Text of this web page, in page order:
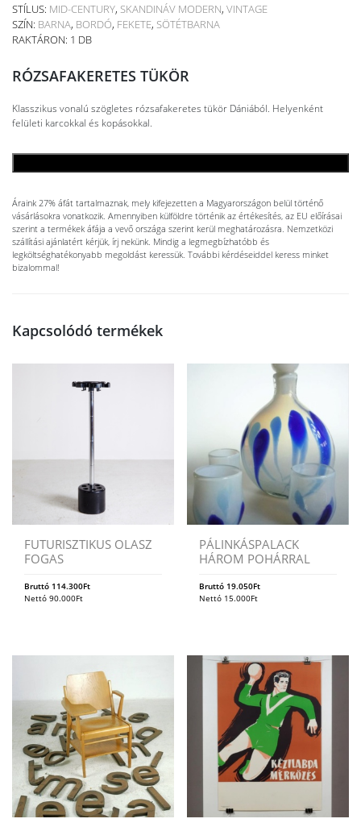
STÍLUS: MID-CENTURY, SKANDINÁV MODERN, VINTAGE
SZÍN: BARNA, BORDÓ, FEKETE, SÖTÉTBARNA
RAKTÁRON: 1 DB
RÓZSAFAKERETES TÜKÖR
Klasszikus vonalú szögletes rózsafakeretes tükör Dániából. Helyenként
felületi karcokkal és kopásokkal.
Áraink 27% áfát tartalmaznak, mely kifejezetten a Magyarországon belül történő
vásárlásokra vonatkozik. Amennyiben külföldre történik az értékesítés, az EU előírásai
szerint a termékek áfája a vevő országa szerint kerül meghatározásra. Nemzetközi
szállítási ajánlatért kérjük, írj nekünk. Mindig a legmegbízhatóbb és
legköltséghatékonyabb megoldást keressük. További kérdéseiddel keress minket
bizalommal!
Kapcsolódó termékek
FUTURISZTIKUS OLASZ
FOGAS
Bruttó 114.300Ft
Nettó 90.000Ft
PÁLINKÁSPALACK
HÁROM POHÁRRAL
Bruttó 19.050Ft
Nettó 15.000Ft